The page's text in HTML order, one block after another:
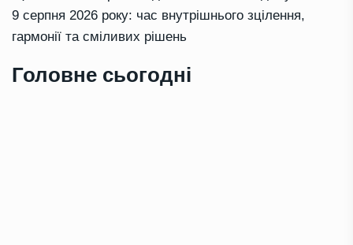
9 серпня 2026 року: час внутрішнього зцілення,
гармонії та сміливих рішень
Головне сьогодні